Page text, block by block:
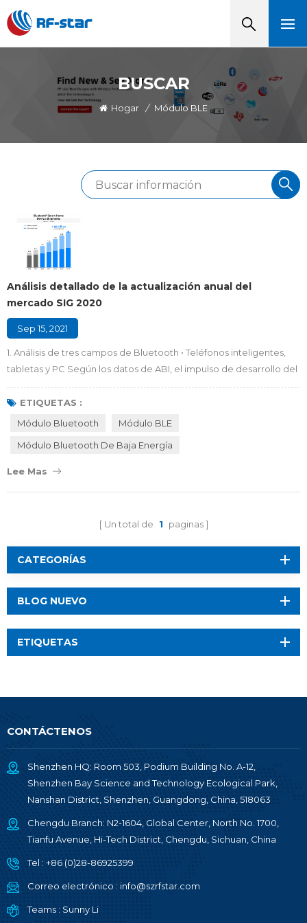
BUSCAR
Hogar / Módulo BLE
Análisis detallado de la actualización anual del
mercado SIG 2020
Sep 15, 2021
1. Análisis de tres campos de Bluetooth • Teléfonos inteligentes,
tabletas y PC Según los datos de ABI, el impulso de desarrollo del
uso de Bluetooth para teléfonos inteligentes, tabletas y PC sigue
siendo el más fuerte, con un envío total de 2020 millones.
Representa la mitad de todos los envíos de Bluetooth en 2019.
mantendrán estables en el ...
ETIQUETAS :
Módulo Bluetooth
Módulo BLE
Módulo Bluetooth De Baja Energía
Lee Mas
Un total de 1 paginas
CATEGORÍAS
BLOG NUEVO
ETIQUETAS
CONTÁCTENOS
Shenzhen HQ: Room 503, Podium Building No. A-12,
Shenzhen Bay Science and Technology Ecological Park,
Nanshan District, Shenzhen, Guangdong, China, 518063
Chengdu Branch: N2-1604, Global Center, North No. 1700,
Tianfu Avenue, Hi-Tech District, Chengdu, Sichuan, China
Tel : +86 (0)28-86925399
Correo electrónico : info@szrfstar.com
Teams : Sunny Li